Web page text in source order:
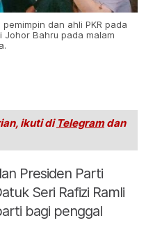
dan ahli PKR pada
Johor Bahru pada malam
ikuti di Telegramdan
Presiden Parti
Seri Rafizi Ramli
bagi penggal